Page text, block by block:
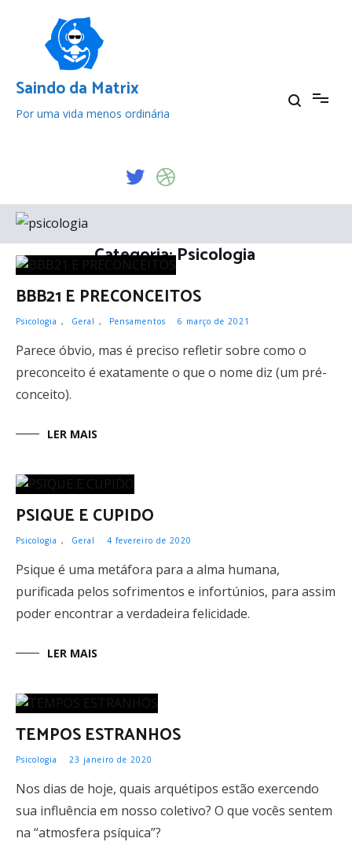
conteúdo
Saindo da Matrix
Por uma vida menos ordinária
Categoria:Psicologia
BBB21 E PRECONCEITOS
Psicologia , Geral , Pensamentos 6 março de 2021
Parece óbvio, mas é preciso refletir sobre como o
preconceito é exatamente o que o nome diz (um pré-
conceito).
LER MAIS
PSIQUE E CUPIDO
Psicologia , Geral 4 fevereiro de 2020
Psique é uma metáfora para a alma humana,
purificada pelos sofrimentos e infortúnios, para assim
poder encontrar a verdadeira felicidade.
LER MAIS
TEMPOS ESTRANHOS
Psicologia 23 janeiro de 2020
Nos dias de hoje, quais arquétipos estão exercendo
sua influência em nosso coletivo? O que vocês sentem
na “atmosfera psíquica”?